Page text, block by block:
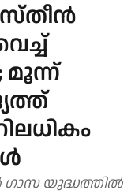
മൂന്ന്
ഗാസ യുദ്ധത്തിൽ